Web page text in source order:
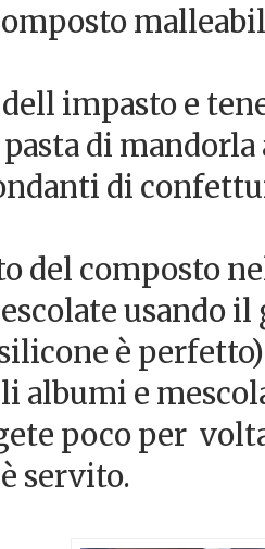
impasto e
di
di
del composto
usando
è
albumi e
poco per
servito.